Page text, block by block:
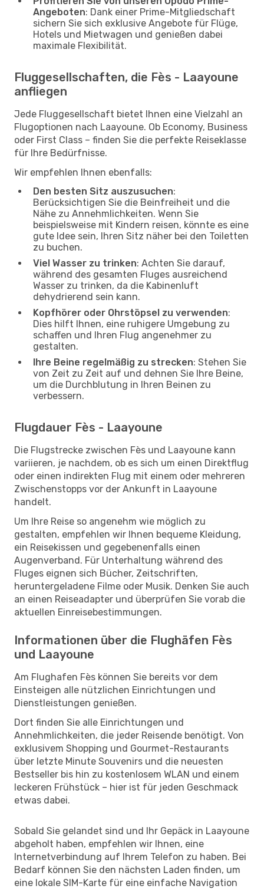
Angeboten: Dank einer Prime-Mitgliedschaft
sichern Sie sich exklusive Angebote für Flüge,
Hotels und Mietwagen und genießen dabei
maximale Flexibilität.
Fluggesellschaften, die Fès - Laayoune
anfliegen
Jede Fluggesellschaft bietet Ihnen eine Vielzahl an
Flugoptionen nach Laayoune. Ob Economy, Business
oder First Class – finden Sie die perfekte Reiseklasse
für Ihre Bedürfnisse.
Wir empfehlen Ihnen ebenfalls:
Den besten Sitz auszusuchen:
Berücksichtigen Sie die Beinfreiheit und die
Nähe zu Annehmlichkeiten. Wenn Sie
beispielsweise mit Kindern reisen, könnte es eine
gute Idee sein, Ihren Sitz näher bei den Toiletten
zu buchen.
Viel Wasser zu trinken: Achten Sie darauf,
während des gesamten Fluges ausreichend
Wasser zu trinken, da die Kabinenluft
dehydrierend sein kann.
Kopfhörer oder Ohrstöpsel zu verwenden:
Dies hilft Ihnen, eine ruhigere Umgebung zu
schaffen und Ihren Flug angenehmer zu
gestalten.
Ihre Beine regelmäßig zu strecken: Stehen Sie
von Zeit zu Zeit auf und dehnen Sie Ihre Beine,
um die Durchblutung in Ihren Beinen zu
verbessern.
Flugdauer Fès - Laayoune
Die Flugstrecke zwischen Fès und Laayoune kann
variieren, je nachdem, ob es sich um einen Direktflug
oder einen indirekten Flug mit einem oder mehreren
Zwischenstopps vor der Ankunft in Laayoune
handelt.
Um Ihre Reise so angenehm wie möglich zu
gestalten, empfehlen wir Ihnen bequeme Kleidung,
ein Reisekissen und gegebenenfalls einen
Augenverband. Für Unterhaltung während des
Fluges eignen sich Bücher, Zeitschriften,
heruntergeladene Filme oder Musik. Denken Sie auch
an einen Reiseadapter und überprüfen Sie vorab die
aktuellen Einreisebestimmungen.
Informationen über die Flughäfen Fès
und Laayoune
Am Flughafen Fès können Sie bereits vor dem
Einsteigen alle nützlichen Einrichtungen und
Dienstleistungen genießen.
Dort finden Sie alle Einrichtungen und
Annehmlichkeiten, die jeder Reisende benötigt. Von
exklusivem Shopping und Gourmet-Restaurants
über letzte Minute Souvenirs und die neuesten
Bestseller bis hin zu kostenlosem WLAN und einem
leckeren Frühstück – hier ist für jeden Geschmack
etwas dabei.
Sobald Sie gelandet sind und Ihr Gepäck in Laayoune
abgeholt haben, empfehlen wir Ihnen, eine
Internetverbindung auf Ihrem Telefon zu haben. Bei
Bedarf können Sie den nächsten Laden finden, um
eine lokale SIM-Karte für eine einfache Navigation